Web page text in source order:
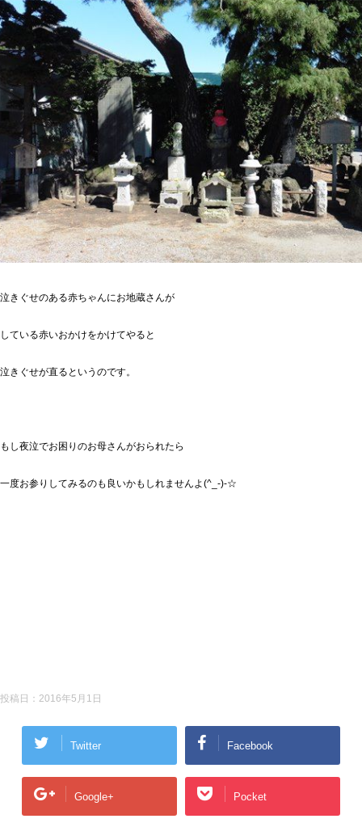
泣きぐせのある赤ちゃんにお地蔵さんが
している赤いおかけをかけてやると
泣きぐせが直るというのです。
もし夜泣でお困りのお母さんがおられたら
一度お参りしてみるのも良いかもしれませんよ(^_-)-☆
投稿日： 2016年5月1日
Twitter Facebook
Google+ Pocket